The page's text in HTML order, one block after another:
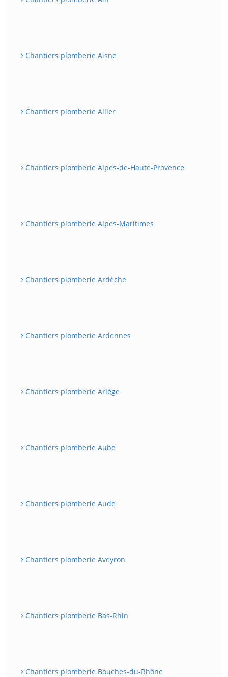
Chantiers plomberie Aisne
Chantiers plomberie Allier
Chantiers plomberie Alpes-de-Haute-Provence
Chantiers plomberie Alpes-Maritimes
Chantiers plomberie Ardèche
Chantiers plomberie Ardennes
Chantiers plomberie Ariège
Chantiers plomberie Aube
Chantiers plomberie Aude
Chantiers plomberie Aveyron
Chantiers plomberie Bas-Rhin
Chantiers plomberie Bouches-du-Rhône